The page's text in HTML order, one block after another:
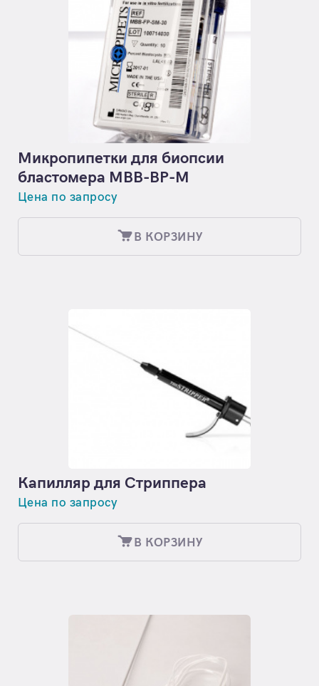
Микропипетки для биопсии
бластомера MBB-BP-M
Цена по запросу
В КОРЗИНУ
Капилляр для Стриппера
Цена по запросу
В КОРЗИНУ